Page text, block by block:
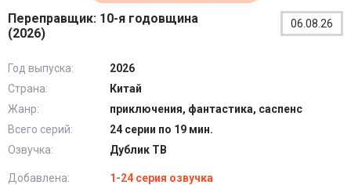
Переправщик: 10-я годовщина
(2026)
06.08.26
Год выпуска:
2026
Страна:
Китай
Жанр:
приключения, фантастика, саспенс
Всего серий:
24 серии по 19 мин.
Озвучка:
Дублик ТВ
Добавлена: 1-24 серия озвучка